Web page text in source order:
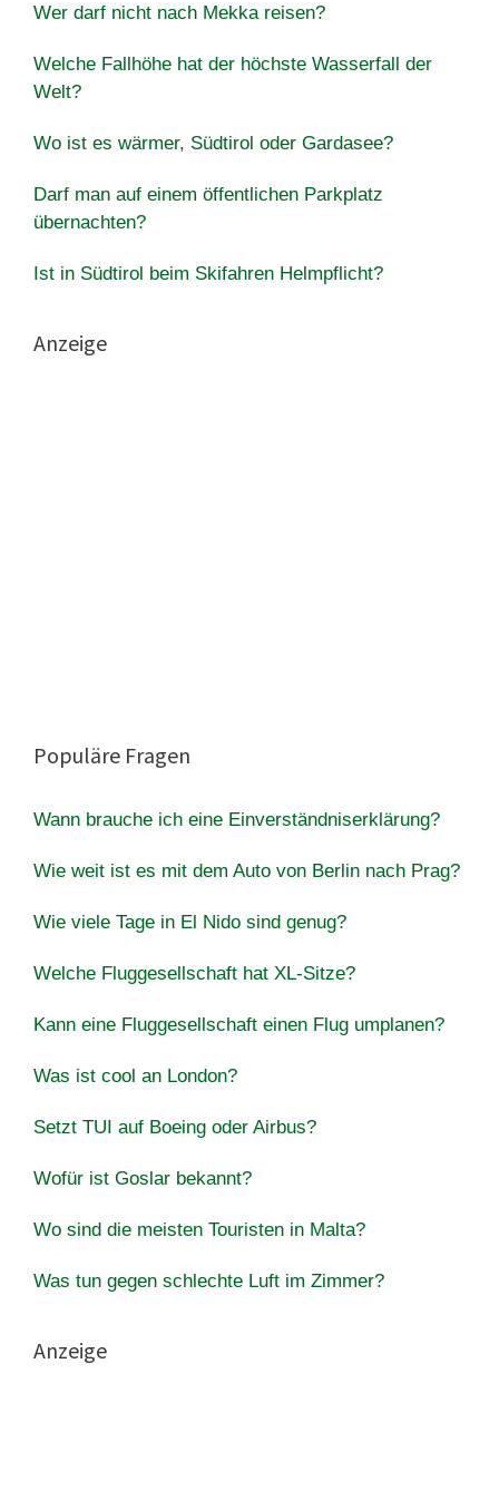
Wer darf nicht nach Mekka reisen?
Welche Fallhöhe hat der höchste Wasserfall der
Welt?
Wo ist es wärmer, Südtirol oder Gardasee?
Darf man auf einem öffentlichen Parkplatz
übernachten?
Ist in Südtirol beim Skifahren Helmpflicht?
Anzeige
Populäre Fragen
Wann brauche ich eine Einverständniserklärung?
Wie weit ist es mit dem Auto von Berlin nach Prag?
Wie viele Tage in El Nido sind genug?
Welche Fluggesellschaft hat XL-Sitze?
Kann eine Fluggesellschaft einen Flug umplanen?
Was ist cool an London?
Setzt TUI auf Boeing oder Airbus?
Wofür ist Goslar bekannt?
Wo sind die meisten Touristen in Malta?
Was tun gegen schlechte Luft im Zimmer?
Anzeige